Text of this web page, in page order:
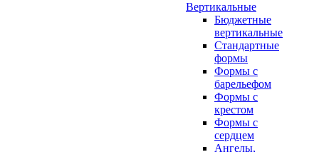
Вертикальные
Бюджетные
вертикальные
Стандартные
формы
Формы с
барельефом
Формы с
крестом
Формы с
сердцем
Ангелы,